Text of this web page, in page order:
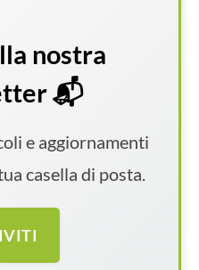
nostra
📬
e aggiornamenti
casella di posta.